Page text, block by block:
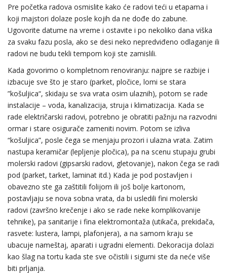
Pre početka radova osmislite kako će radovi teći u etapama i
koji majstori dolaze posle kojih da ne dođe do zabune.
Ugovorite datume na vreme i ostavite i po nekoliko dana viška
za svaku fazu posla, ako se desi neko nepredviđeno odlaganje ili
radovi ne budu tekli tempom koji ste zamislili.
Kada govorimo o kompletnom renoviranju: najpre se razbije i
izbacuje sve što je staro (parket, pločice, lomi se stara
”košuljica“, skidaju se sva vrata osim ulaznih), potom se rade
instalacije – voda, kanalizacija, struja i klimatizacija. Kada se
rade električarski radovi, potrebno je obratiti pažnju na razvodni
ormar i stare osigurače zameniti novim. Potom se izliva
“košuljica”, posle čega se menjaju prozori i ulazna vrata. Zatim
nastupa keramičar (lepljenje pločica), pa na scenu stupaju grubi
molerski radovi (gipsarski radovi, gletovanje), nakon čega se radi
pod (parket, tarket, laminat itd.) Kada je pod postavljen i
obavezno ste ga zaštitili folijom ili još bolje kartonom,
postavljaju se nova sobna vrata, da bi usledili fini molerski
radovi (završno krečenje i ako se rade neke komplikovanije
tehnike), pa sanitarije i fina elektromontaža (utikača, prekidača,
rasvete: lustera, lampi, plafonjera), a na samom kraju se
ubacuje nameštaj, aparati i ugradni elementi. Dekoracija dolazi
kao šlag na tortu kada ste sve očistili i sigurni ste da neće više
biti prljanja.